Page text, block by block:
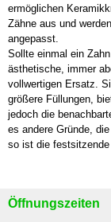
ermöglichen
Zähne aus und
angepasst.
Sollte einmal ein
ästhetische, immer
vollwertigen Ersatz.
größere Füllungen,
jedoch die
es andere Gründe,
so ist die
Öffnungszeiten